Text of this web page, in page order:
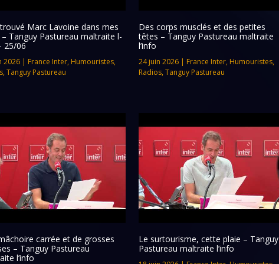
Marc Lavoine dans mes
Tanguy Pastureau maltraite l-
25/06
2026| France Inter, Humouristes,
, Tanguy Pastureau
Des corps musclés et des petites
têtes – Tanguy Pastureau maltraite
l’info
24 juin 2026| France Inter, Humouristes,
Radios, Tanguy Pastureau
carrée et de grosses
– Tanguy Pastureau
l’info
Le surtourisme, cette plaie – Tanguy
Pastureau maltraite l’info